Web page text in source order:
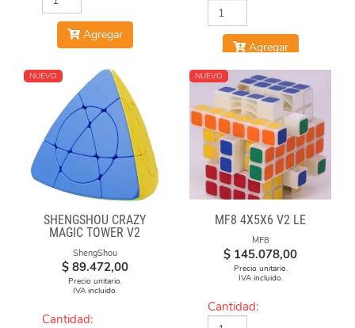
Agregar
Agregar
NUEVO
SHENGSHOU CRAZY
MAGIC TOWER V2
ShengShou
$ 89.472,00
Precio unitario.
IVA incluido.
Cantidad:
NUEVO
MF8 4X5X6 V2 LE
MF8
$ 145.078,00
Precio unitario.
IVA incluido.
Cantidad: